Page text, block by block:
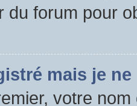
du forum pour
mais je
votre